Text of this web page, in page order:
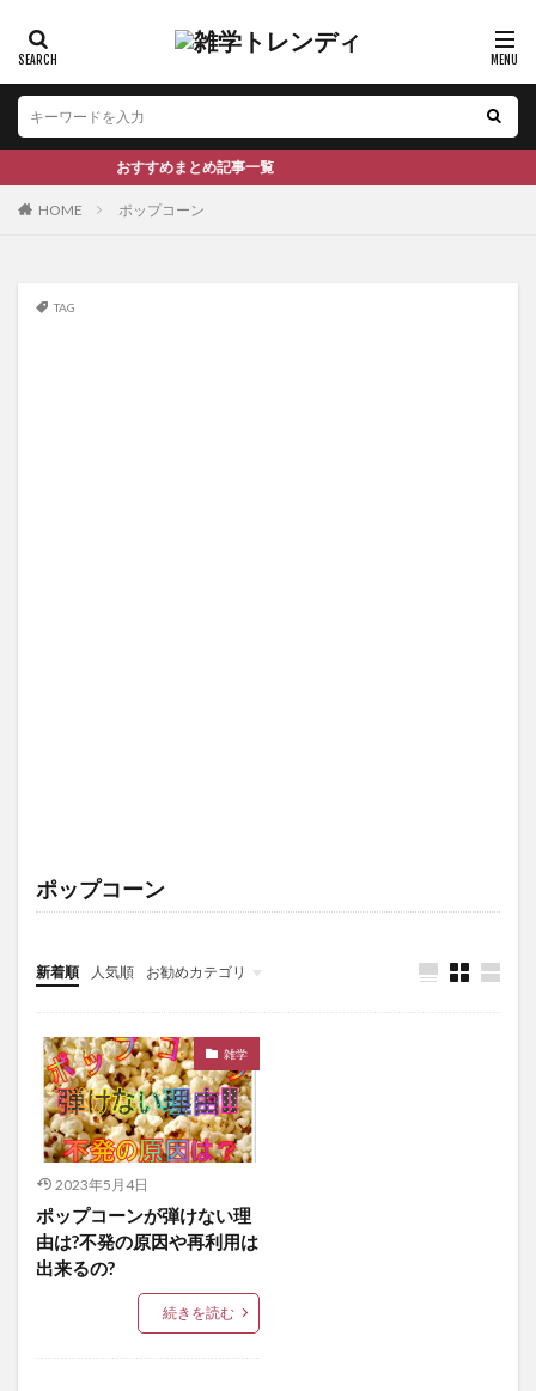
おすすめまとめ記事一覧
HOME ポップコーン
TAG
ポップコーン
新着順 人気順 お勧めカテゴリ
未分類
雑学
2023年5月4日
ポップコーンが弾けない理
由は?不発の原因や再利用は
出来るの?
続きを読む